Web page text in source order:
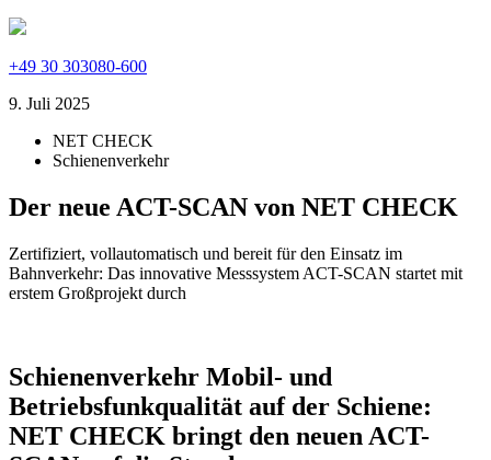
+49 30 303080-600
9. Juli 2025
NET CHECK
Schienenverkehr
Der neue ACT-SCAN von NET CHECK
Zertifiziert, vollautomatisch und bereit für den Einsatz im
Bahnverkehr: Das innovative Messsystem ACT-SCAN startet mit
erstem Großprojekt durch
Schienenverkehr Mobil- und
Betriebsfunkqualität auf der Schiene:
NET CHECK bringt den neuen ACT-